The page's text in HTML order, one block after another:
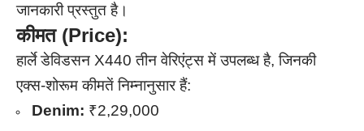
जानकारी प्रस्तुत है।
कीमत (Price):
हार्ले डेविडसन X440 तीन वेरिएंट्स में उपलब्ध है, जिनकी
एक्स-शोरूम कीमतें निम्नानुसार हैं:
Denim: ₹2,29,000